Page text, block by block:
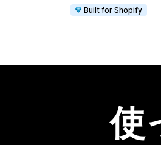
Built for Shopify
使